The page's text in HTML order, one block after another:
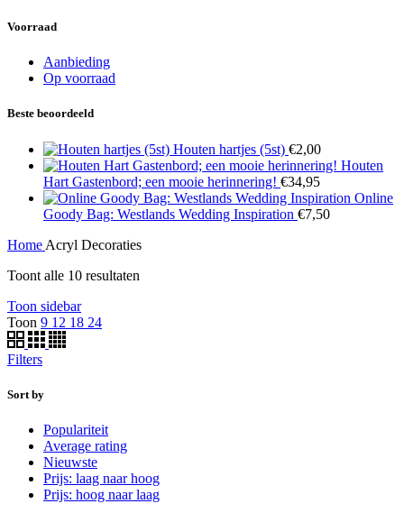
Voorraad
Aanbieding
Op voorraad
Beste beoordeeld
Houten hartjes (5st) €2,00
Houten
Hart Gastenbord; een mooie herinnering! €34,95
Online
Goody Bag: Westlands Wedding Inspiration €7,50
Home Acryl Decoraties
Toont alle 10 resultaten
Toon sidebar
Toon 9 12 18 24
Filters
Sort by
Populariteit
Average rating
Nieuwste
Prijs: laag naar hoog
Prijs: hoog naar laag